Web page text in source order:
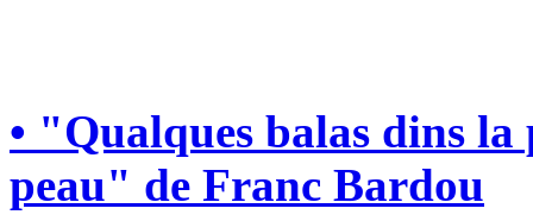
• "Qualques balas dins
peau" de Franc Bardou